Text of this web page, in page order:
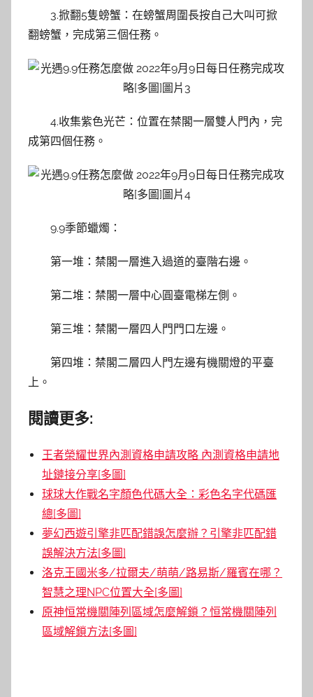
3.掀翻5隻螃蟹：在螃蟹周圍長按自己大叫可掀
翻螃蟹，完成第三個任務。
4.收集紫色光芒：位置在禁閣一層雙人門內，完
成第四個任務。
9.9季節蠟燭：
第一堆：禁閣一層進入過道的臺階右邊。
第二堆：禁閣一層中心圓臺電梯左側。
第三堆：禁閣一層四人門門口左邊。
第四堆：禁閣二層四人門左邊有機關燈的平臺
上。
閱讀更多:
王者榮耀世界內測資格申請攻略 內測資格申請地
址鏈接分享[多圖]
球球大作戰名字顏色代碼大全：彩色名字代碼匯
總[多圖]
夢幻西遊引擎非匹配錯誤怎麼辦？引擎非匹配錯
誤解決方法[多圖]
洛克王國米多/拉爾夫/萌萌/路易斯/羅賓在哪？
智慧之理NPC位置大全[多圖]
原神恒常機關陣列區域怎麼解鎖？恒常機關陣列
區域解鎖方法[多圖]